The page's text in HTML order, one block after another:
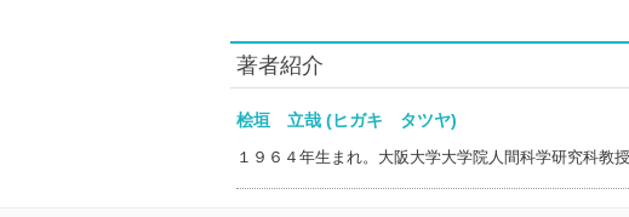
著者紹介
桧垣 立哉 (ヒガキ タツヤ)
１９６４年生まれ。大阪大学大学院人間科学研究科教